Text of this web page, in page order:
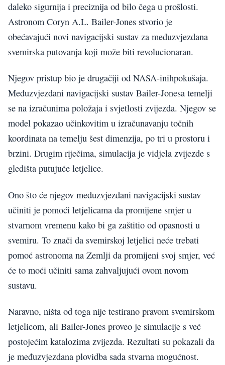
daleko sigurnija i preciznija od bilo čega u prošlosti.
Astronom Coryn A.L. Bailer-Jones stvorio je
obećavajući novi navigacijski sustav za međuzvjezdana
svemirska putovanja koji može biti revolucionaran.
Njegov pristup bio je drugačiji od NASA-inihpokušaja.
Međuzvjezdani navigacijski sustav Bailer-Jonesa temelji
se na izračunima položaja i svjetlosti zvijezda. Njegov se
model pokazao učinkovitim u izračunavanju točnih
koordinata na temelju šest dimenzija, po tri u prostoru i
brzini. Drugim riječima, simulacija je vidjela zvijezde s
gledišta putujuće letjelice.
Ono što će njegov međuzvjezdani navigacijski sustav
učiniti je pomoći letjelicama da promijene smjer u
stvarnom vremenu kako bi ga zaštitio od opasnosti u
svemiru. To znači da svemirskoj letjelici neće trebati
pomoć astronoma na Zemlji da promijeni svoj smjer, već
će to moći učiniti sama zahvaljujući ovom novom
sustavu.
Naravno, ništa od toga nije testirano pravom svemirskom
letjelicom, ali Bailer-Jones proveo je simulacije s već
postojećim katalozima zvijezda. Rezultati su pokazali da
je međuzvjezdana plovidba sada stvarna mogućnost.